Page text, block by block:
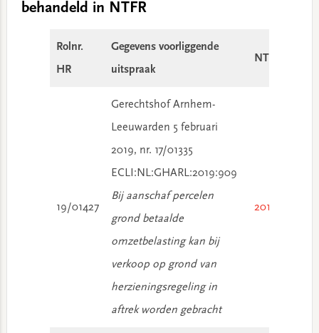
behandeld in NTFR
Rolnr.
HR
Gegevens voorliggende
uitspraak
NTFR-nr.
19/01427
Gerechtshof Arnhem-
Leeuwarden 5 februari
2019, nr. 17/01335
ECLI:NL:GHARL:2019:909
Bij aanschaf percelen
grond betaalde
omzetbelasting kan bij
verkoop op grond van
herzieningsregeling in
aftrek worden gebracht
2019/535